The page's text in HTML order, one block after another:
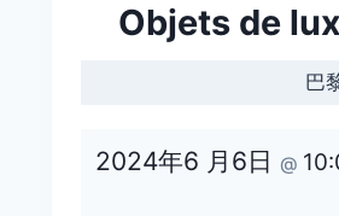
Objets de
巴
2024年6 月6日 @